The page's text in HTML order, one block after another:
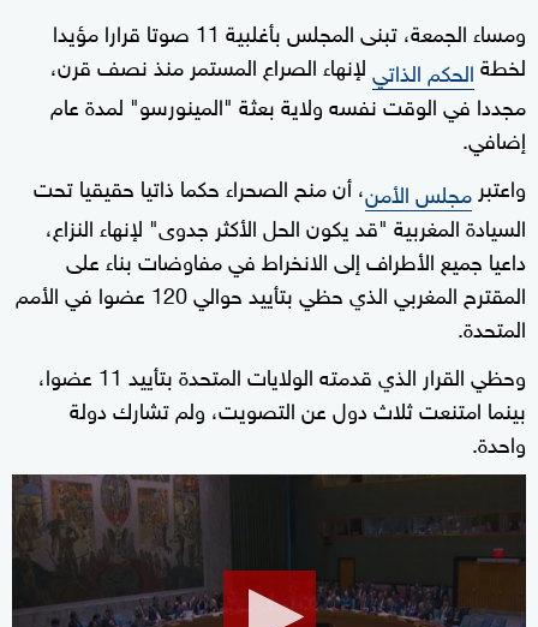
ومساء الجمعة، تبنى المجلس بأغلبية 11 صوتا قرارا مؤيدا
لخطةالحكم الذاتيلإنهاء الصراع المستمر منذ نصف قرن،
مجددا في الوقت نفسه ولاية بعثة "المينورسو" لمدة عام
إضافي.
واعتبر مجلس الأمن، أن منح الصحراء حكما ذاتيا حقيقيا تحت
السيادة المغربية "قد يكون الحل الأكثر جدوى" لإنهاء النزاع،
داعيا جميع الأطراف إلى الانخراط في مفاوضات بناء على
المقترح المغربي الذي حظي بتأييد حوالي 120 عضوا في الأمم
المتحدة.
وحظي القرار الذي قدمته الولايات المتحدة بتأييد 11 عضوا،
بينما امتنعت ثلاث دول عن التصويت، ولم تشارك دولة
واحدة.
seconds
minutes,